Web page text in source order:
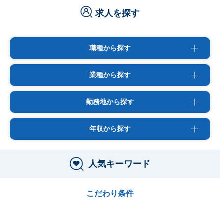
求人を探す
職種から探す
業種から探す
勤務地から探す
年収から探す
人気キーワード
こだわり条件